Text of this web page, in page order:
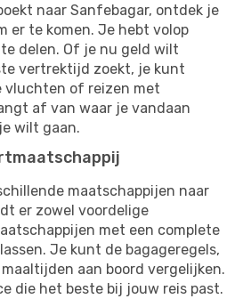
naar Sanfebagar, ontdek je
er te komen. Je hebt volop
delen. Of je nu geld wilt
vertrektijd zoekt, je kunt
vluchten of reizen met
af van waar je vandaan
wilt gaan.
maatschappijen naar
er zowel voordelige
met een complete
Je kunt de bagageregels,
aan boord vergelijken.
die het beste bij jouw reis past.